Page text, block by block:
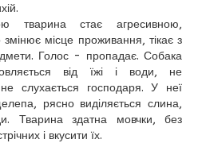
тварина стає агресивною,
місце проживання, тікає з
Голос - пропадає. Собака
від їжі і води, не
не слухається господаря. У неї
рясно виділяється слина,
Тварина здатна мовчки, без
і вкусити їх.